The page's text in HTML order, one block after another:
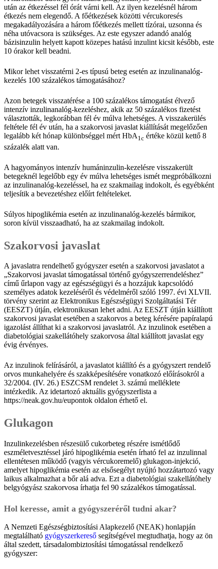
után az étkezéssel fél órát várni kell. Az ilyen kezelésnél három
étkezés nem elegendő. A főétkezések közötti vércukoresés
megakadályozására a három főétkezés mellett tízórai, uzsonna és
néha utóvacsora is szükséges. Az este egyszer adandó analóg
bázisinzulin helyett kapott közepes hatású inzulint kicsit később, este
10 órakor kell beadni.
Mikor lehet visszatérni 2-es típusú beteg esetén az inzulinanalóg-
kezelés 100 százalékos támogatásához?
Azon betegek visszatérése a 100 százalékos támogatást élvező
intenzív inzulinanalóg-kezeléshez, akik az 50 százalékos fizetést
választották, legkorábban fél év múlva lehetséges. A visszakerülés
feltétele fél év után, ha a szakorvosi javaslat kiállítását megelőzően
legalább két hónap különbséggel mért HbA 1c értéke közül kettő 8
százalék alatt van.
A hagyományos intenzív humáninzulin-kezelésre visszakerült
betegeknél legelőbb egy év múlva lehetséges ismét megpróbálkozni
az inzulinanalóg-kezeléssel, ha ez szakmailag indokolt, és egyébként
teljesítik a bevezetéshez előírt feltételeket.
Súlyos hipoglikémia esetén az inzulinanalóg-kezelés bármikor,
soron kívül visszaadható, ha az szakmailag indokolt.
Szakorvosi javaslat
A javaslatra rendelhető gyógyszer esetén a szakorvosi javaslatot a
„Szakorvosi javaslat támogatással történő gyógyszerrendeléshez”
című űrlapon vagy az egészségügyi és a hozzájuk kapcsolódó
személyes adatok kezeléséről és védelméről szóló 1997. évi XLVII.
törvény szerint az Elektronikus Egészségügyi Szolgáltatási Tér
(EESZT) útján, elektronikusan lehet adni. Az EESZT útján kiállított
szakorvosi javaslat esetében a szakorvos a beteg kérésére papíralapú
igazolást állíthat ki a szakorvosi javaslatról. Az inzulinok esetében a
diabetológiai szakellátóhely szakorvosa által kiállított javaslat egy
évig érvényes.
Az inzulinok felírásáról, a javaslatot kiállító és a gyógyszert rendelő
orvos munkahelyére és szakképesítésére vonatkozó előírásokról a
32/2004. (IV. 26.) ESZCSM rendelet 3. számú melléklete
intézkedik. Az idetartozó aktuális gyógyszerlista a
https://neak.gov.hu/eupontok oldalon érhető el.
Glukagon
Inzulinkezelésben részesülő cukorbeteg részére ismétlődő
eszméletvesztéssel járó hipoglikémia esetén írható fel az inzulinnal
ellentétesen működő (vagyis vércukoremelő) glukagon-injekció,
amelyet hipoglikémia esetén az elsősegélyt nyújtó hozzátartozó vagy
laikus alkalmazhat a bőr alá adva. Ezt a diabetológiai szakellátóhely
belgyógyász szakorvosa írhatja fel 90 százalékos támogatással.
Hol keresse, amit a gyógyszeréről tudni akar?
A Nemzeti Egészségbiztosítási Alapkezelő (NEAK) honlapján
megtalálható gyógyszerkereső segítségével megtudhatja, hogy az ön
által szedett, társadalombiztosítási támogatással rendelkező
gyógyszer: